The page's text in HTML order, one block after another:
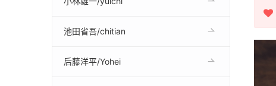
池田省吾/chitian
后藤洋平/Yohei